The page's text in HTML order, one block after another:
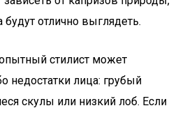
отлично выглядеть.
стилист может
недостатки лица: грубый
скулы или низкий лоб. Если